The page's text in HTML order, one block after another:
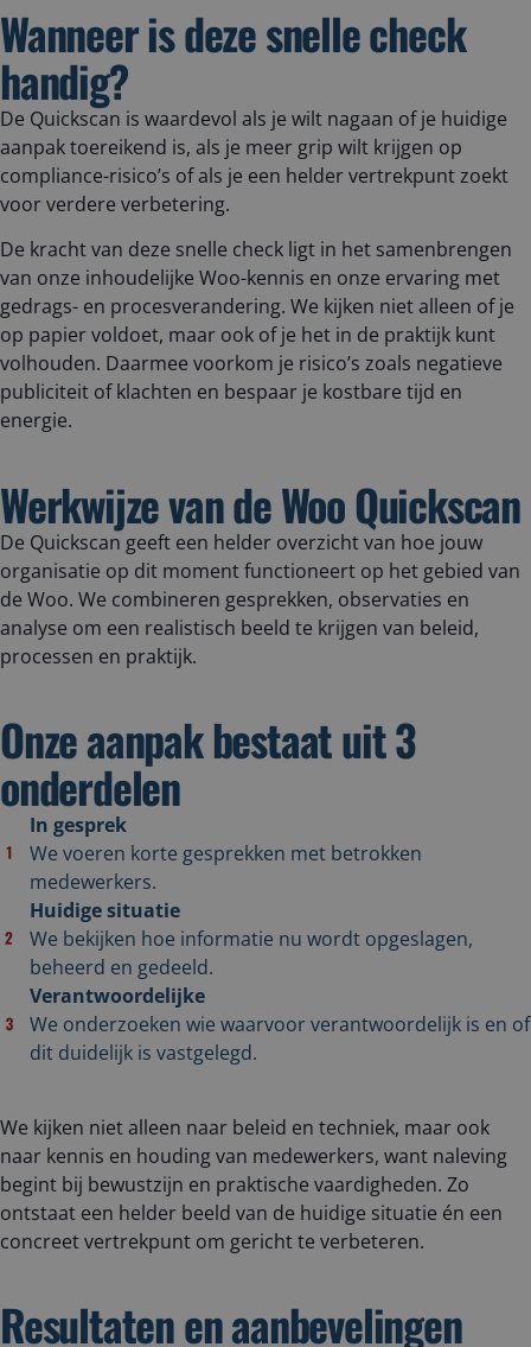
Wanneer is deze snelle check
handig?
De Quickscan is waardevol als je wilt nagaan of je huidige
aanpak toereikend is, als je meer grip wilt krijgen op
compliance-risico’s of als je een helder vertrekpunt zoekt
voor verdere verbetering.
De kracht van deze snelle check ligt in het samenbrengen
van onze inhoudelijke Woo-kennis en onze ervaring met
gedrags- en procesverandering. We kijken niet alleen of je
op papier voldoet, maar ook of je het in de praktijk kunt
volhouden. Daarmee voorkom je risico’s zoals negatieve
publiciteit of klachten en bespaar je kostbare tijd en
energie.
Werkwijze van de Woo Quickscan
De Quickscan geeft een helder overzicht van hoe jouw
organisatie op dit moment functioneert op het gebied van
de Woo. We combineren gesprekken, observaties en
analyse om een realistisch beeld te krijgen van beleid,
processen en praktijk.
Onze aanpak bestaat uit 3
onderdelen
In gesprek
We voeren korte gesprekken met betrokken
medewerkers.
Huidige situatie
We bekijken hoe informatie nu wordt opgeslagen,
beheerd en gedeeld.
Verantwoordelijke
We onderzoeken wie waarvoor verantwoordelijk is en of
dit duidelijk is vastgelegd.
We kijken niet alleen naar beleid en techniek, maar ook
naar kennis en houding van medewerkers, want naleving
begint bij bewustzijn en praktische vaardigheden. Zo
ontstaat een helder beeld van de huidige situatie én een
concreet vertrekpunt om gericht te verbeteren.
Resultaten en aanbevelingen